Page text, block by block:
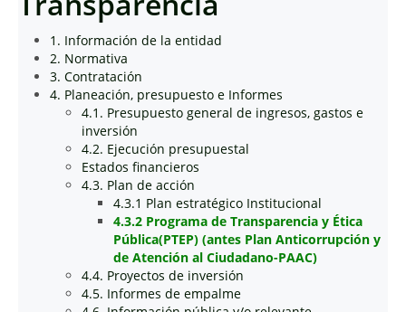
1. Información de la entidad
2. Normativa
3. Contratación
4. Planeación, presupuesto e Informes
4.1. Presupuesto general de ingresos, gastos e
inversión
4.2. Ejecución presupuestal
Estados financieros
4.3. Plan de acción
4.3.1 Plan estratégico Institucional
4.3.2 Programa de Transparencia y Ética
Pública(PTEP) (antes Plan Anticorrupción y
de Atención al Ciudadano-PAAC)
4.4. Proyectos de inversión
4.5. Informes de empalme